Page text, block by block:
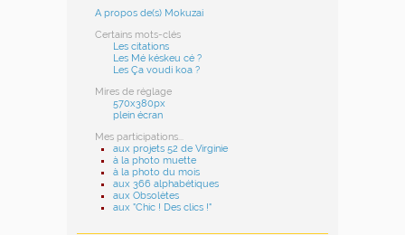
A propos de(s) Mokuzai
Certains mots-clés
Les citations
Les Mé késkeu cé ?
Les Ça voudi koa ?
Mires de réglage
570x380px
plein écran
Mes participations...
aux projets 52 de Virginie
à la photo muette
à la photo du mois
aux 366 alphabétiques
aux Obsolètes
aux "Chic ! Des clics !"